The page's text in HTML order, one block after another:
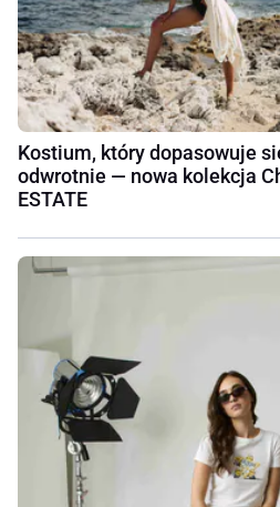
Kostium, który dopasowuje
odwrotnie — nowa kolekcja
ESTATE